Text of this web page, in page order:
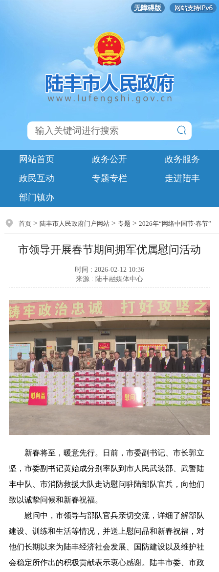
无障碍版
网站首页 政务公开
政务服务
政民互动
专题专栏
走进陆丰
部门镇办
首页> 陆丰市人民政府门户网站> 专题 > 2026年“网络中国节·春节”
市领导开展春节期间拥军优属慰问活动
时间 : 2026-02-12 10:36
来源 : 陆丰融媒体中心
新春将至，暖意先行。日前，市委副书记、市长郭立
坚，市委副书记黄始成分别率队到市人民武装部、武警陆
丰中队、市消防救援大队走访慰问驻陆部队官兵，向他们
致以诚挚问候和新春祝福。
慰问中，市领导与部队官兵亲切交流，详细了解部队
建设、训练和生活等情况，并送上慰问品和新春祝福，对
他们长期以来为陆丰经济社会发展、国防建设以及维护社
会稳定所作出的积极贡献表示衷心感谢。陆丰市委、市政